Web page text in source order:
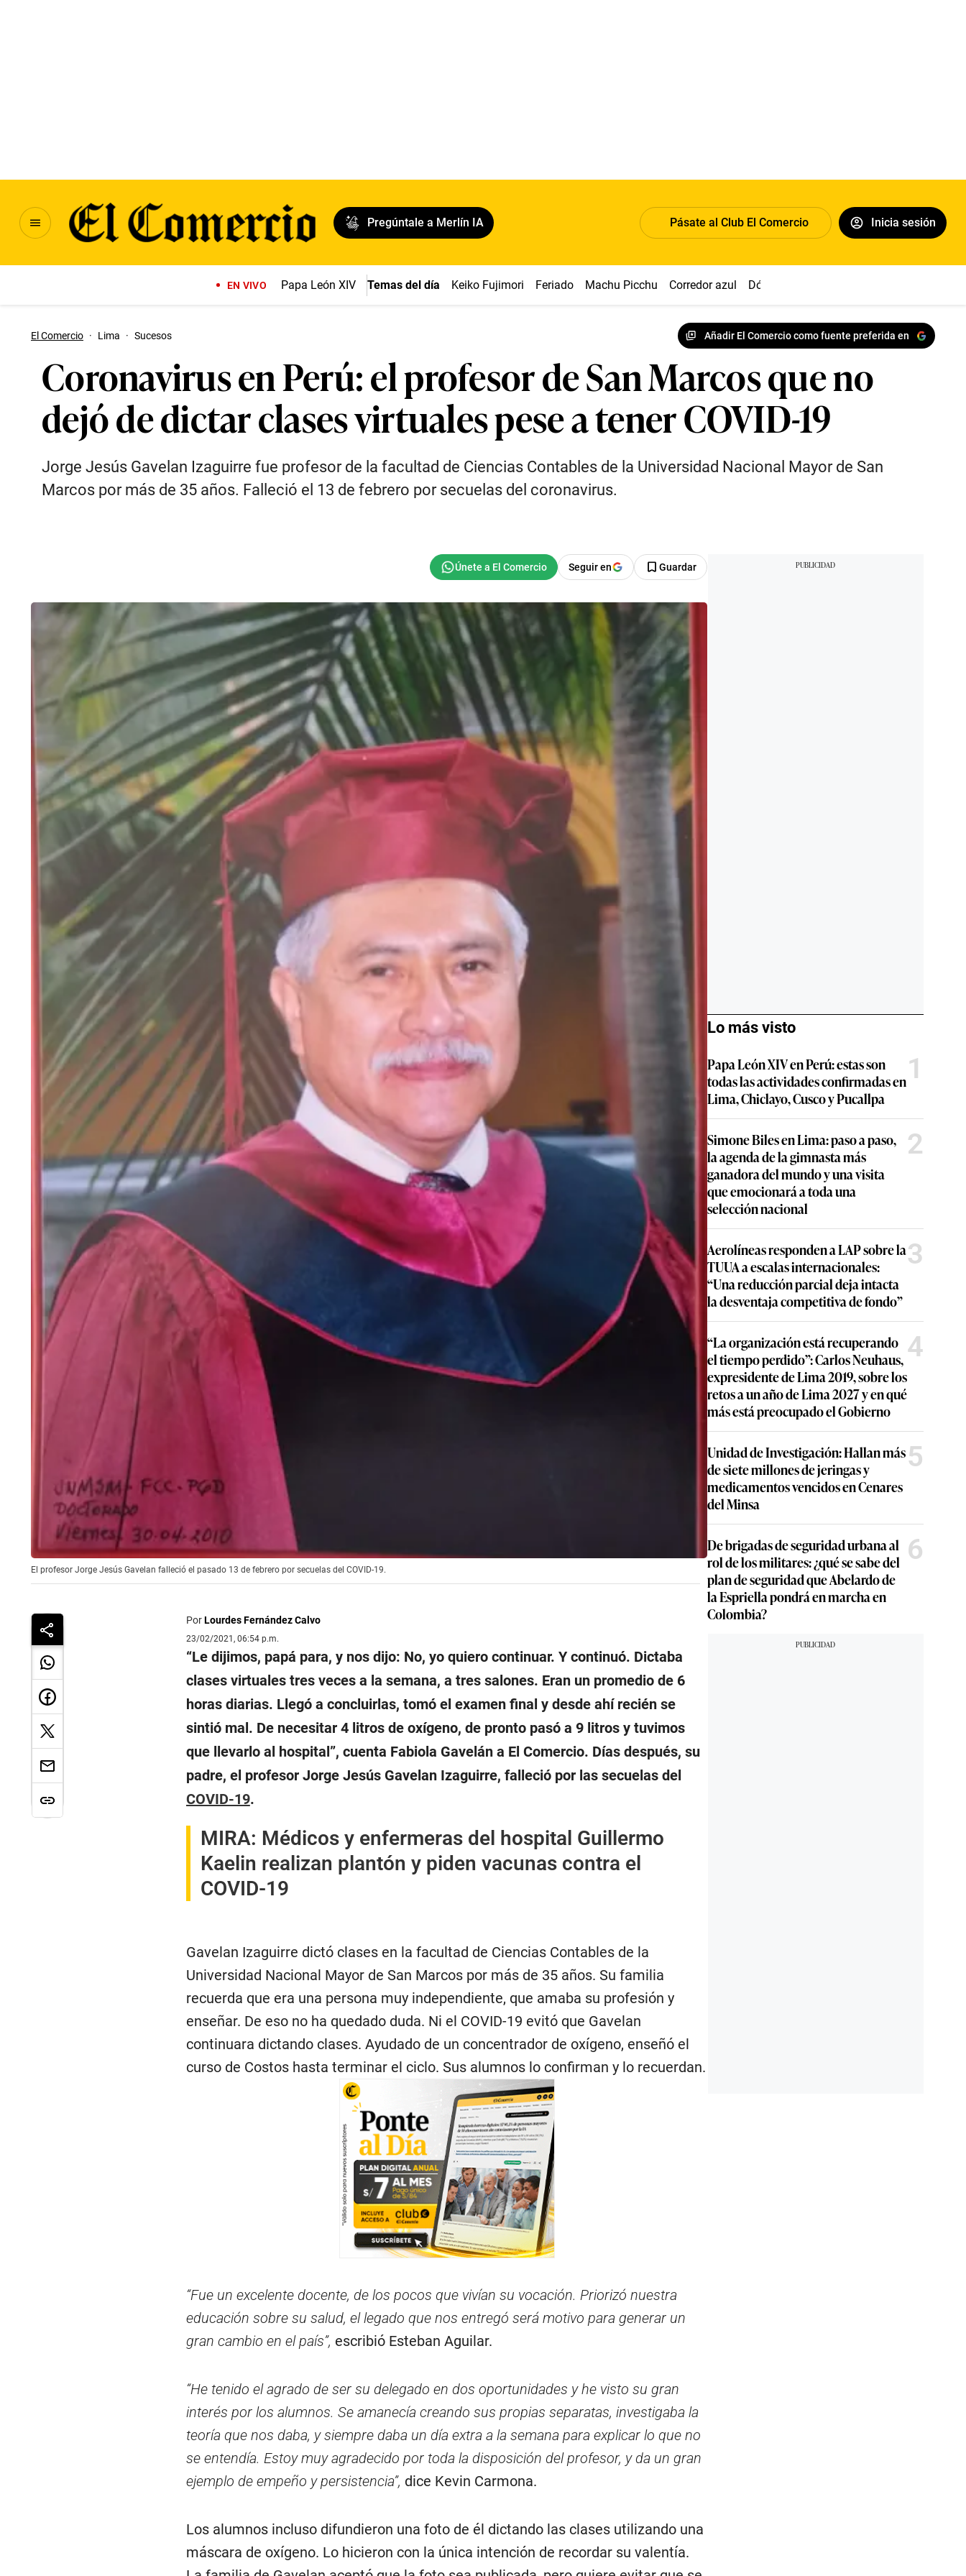
Pregúntale a Merlín IA Pásate al Club El Comercio Inicia sesión
EN VIVO Papa León XIV Temas del día Keiko Fujimori Feriado Machu Picchu Corredor azul Dólar
El Comercio · Lima · Sucesos Añadir El Comercio como fuente preferida en
Coronavirus en Perú: el profesor de San Marcos que no
dejó de dictar clases virtuales pese a tener COVID-19
Jorge Jesús Gavelan Izaguirre fue profesor de la facultad de Ciencias Contables de la Universidad Nacional Mayor de San
Marcos por más de 35 años. Falleció el 13 de febrero por secuelas del coronavirus.
Seguir en Guardar
El profesor Jorge Jesús Gavelan falleció el pasado 13 de febrero por secuelas del COVID-19.
PorLourdes Fernández Calvo
23/02/2021, 06:54 p.m.
“Le dijimos, papá para, y nos dijo: No, yo quiero continuar. Y continuó. Dictaba
clases virtuales tres veces a la semana, a tres salones. Eran un promedio de 6
horas diarias. Llegó a concluirlas, tomó el examen final y desde ahí recién se
sintió mal. De necesitar 4 litros de oxígeno, de pronto pasó a 9 litros y tuvimos
que llevarlo al hospital”, cuenta Fabiola Gavelán a El Comercio. Días después, su
padre, el profesor Jorge Jesús Gavelan Izaguirre, falleció por las secuelas del
COVID-19.
MIRA: Médicos y enfermeras del hospital Guillermo
Kaelin realizan plantón y piden vacunas contra el
COVID-19
Gavelan Izaguirre dictó clases en la facultad de Ciencias Contables de la
Universidad Nacional Mayor de San Marcos por más de 35 años. Su familia
recuerda que era una persona muy independiente, que amaba su profesión y
enseñar. De eso no ha quedado duda. Ni el COVID-19 evitó que Gavelan
continuara dictando clases. Ayudado de un concentrador de oxígeno, enseñó el
curso de Costos hasta terminar el ciclo. Sus alumnos lo confirman y lo recuerdan.
“Fue un excelente docente, de los pocos que vivían su vocación. Priorizó nuestra
educación sobre su salud, el legado que nos entregó será motivo para generar un
gran cambio en el país”, escribió Esteban Aguilar.
“He tenido el agrado de ser su delegado en dos oportunidades y he visto su gran
interés por los alumnos. Se amanecía creando sus propias separatas, investigaba la
teoría que nos daba, y siempre daba un día extra a la semana para explicar lo que no
se entendía. Estoy muy agradecido por toda la disposición del profesor, y da un gran
ejemplo de empeño y persistencia”, dice Kevin Carmona.
Los alumnos incluso difundieron una foto de él dictando las clases utilizando una
máscara de oxígeno. Lo hicieron con la única intención de recordar su valentía.
Lo más visto
Papa León XIV en Perú: estas son
todas las actividades confirmadas en
Lima, Chiclayo, Cusco y Pucallpa
1
Simone Biles en Lima: paso a paso,
la agenda de la gimnasta más
ganadora del mundo y una visita
que emocionará a toda una
selección nacional
2
Aerolíneas responden a LAP sobre la
TUUA a escalas internacionales:
“Una reducción parcial deja intacta
la desventaja competitiva de fondo”
3
“La organización está recuperando
el tiempo perdido”: Carlos Neuhaus,
expresidente de Lima 2019, sobre los
retos a un año de Lima 2027 y en qué
más está preocupado el Gobierno
4
Unidad de Investigación: Hallan más
de siete millones de jeringas y
medicamentos vencidos en Cenares
del Minsa
5
De brigadas de seguridad urbana al
rol de los militares: ¿qué se sabe del
plan de seguridad que Abelardo de
la Espriella pondrá en marcha en
Colombia?
6